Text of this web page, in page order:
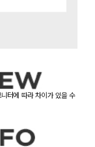
터에 따라 차이가 있을 수